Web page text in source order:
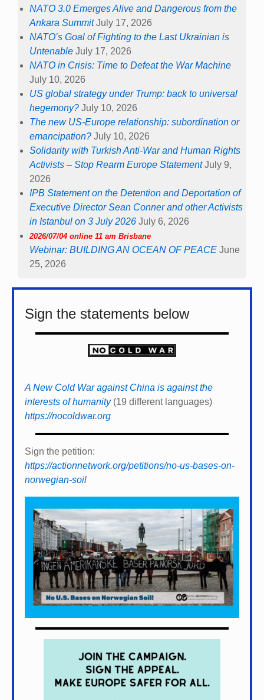
NATO 3.0 Emerges Alive and Dangerous from the
Ankara Summit July 17, 2026
NATO’s Goal of Fighting to the Last Ukrainian is
Untenable July 17, 2026
NATO in Crisis: Time to Defeat the War Machine
July 10, 2026
US global strategy under Trump: back to universal
hegemony? July 10, 2026
The new US-Europe relationship: subordination or
emancipation? July 10, 2026
Solidarity with Turkish Anti-War and Human Rights
Activists – Stop Rearm Europe Statement July 9,
2026
IPB Statement on the Detention and Deportation of
Executive Director Sean Conner and other Activists
in Istanbul on 3 July 2026 July 6, 2026
2026/07/04 online 11 am Brisbane
Webinar: BUILDING AN OCEAN OF PEACE June
25, 2026
Sign the statements below
A New Cold War against China is against the
interests of humanity(19 different languages)
https://nocoldwar.org
Sign the petition:
https://actionnetwork.org/petitions/no-us-bases-on-
norwegian-soil